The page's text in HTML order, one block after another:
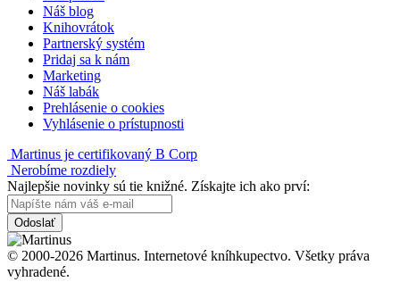
Náš blog
Knihovrátok
Partnerský systém
Pridaj sa k nám
Marketing
Náš labák
Prehlásenie o cookies
Vyhlásenie o prístupnosti
Martinus je certifikovaný B Corp
Nerobíme rozdiely
Najlepšie novinky sú tie knižné. Získajte ich ako prví:
Odoslať
© 2000-2026 Martinus. Internetové kníhkupectvo. Všetky práva
vyhradené.